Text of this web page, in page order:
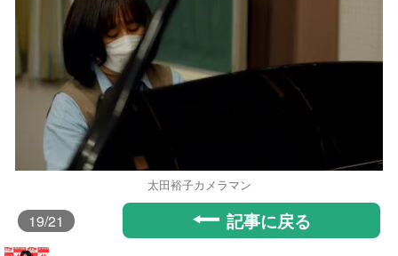
太田裕子カメラマン
19/21 記事に戻る